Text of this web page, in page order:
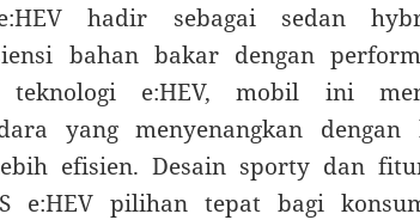
hadir sebagai sedan
bahan bakar dengan
teknologi e:HEV, mobil ini
yang menyenangkan dengan
efisien. Desain sporty dan
e:HEV pilihan tepat bagi